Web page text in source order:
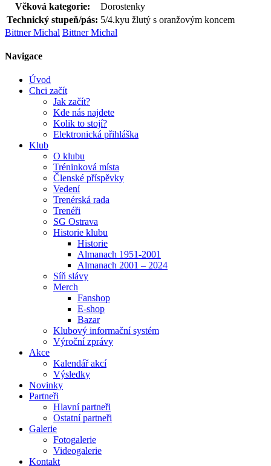
Věková kategorie:
Dorostenky
Technický stupeň/pás: 5/4.kyu žlutý s oranžovým koncem
Bittner Michal Bittner Michal
Navigace
Úvod
Chci začít
Jak začít?
Kde nás najdete
Kolik to stojí?
Elektronická přihláška
Klub
O klubu
Tréninková místa
Členské příspěvky
Vedení
Trenérská rada
Trenéři
SG Ostrava
Historie klubu
Historie
Almanach 1951-2001
Almanach 2001 – 2024
Síň slávy
Merch
Fanshop
E-shop
Bazar
Klubový informační systém
Výroční zprávy
Akce
Kalendář akcí
Výsledky
Novinky
Partneři
Hlavní partneři
Ostatní partneři
Galerie
Fotogalerie
Videogalerie
Kontakt